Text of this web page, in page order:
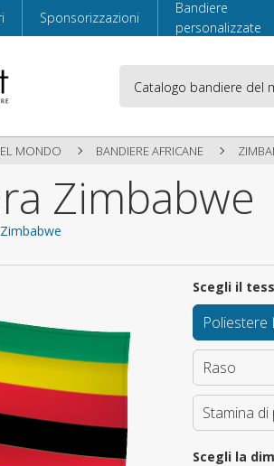
Sponsorizzazioni
Bandiere
personalizzate
MONDO BANDIERE AFRICANE
Zimbabwe
Scegli il
Poliestere
Raso
Stamina
Scegli la